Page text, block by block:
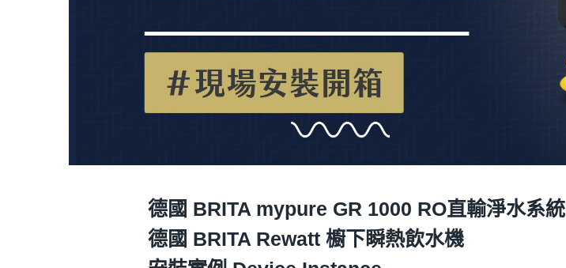
德國 BRITA mypure GR 1000 RO直輸淨水系統
德國 BRITA Rewatt 櫥下瞬熱飲水機